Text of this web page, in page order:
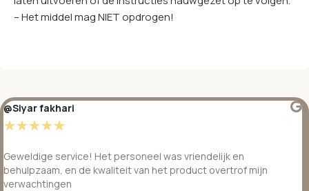
– Het middel mag NIET opdrogen!
@Siyar fakhari
☆☆☆☆☆
Geweldige service! Het personeel was vriendelijk en
behulpzaam, en de kwaliteit van het product overtrof mijn
verwachtingen